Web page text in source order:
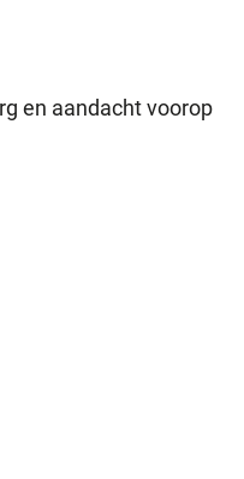
en aandacht voorop